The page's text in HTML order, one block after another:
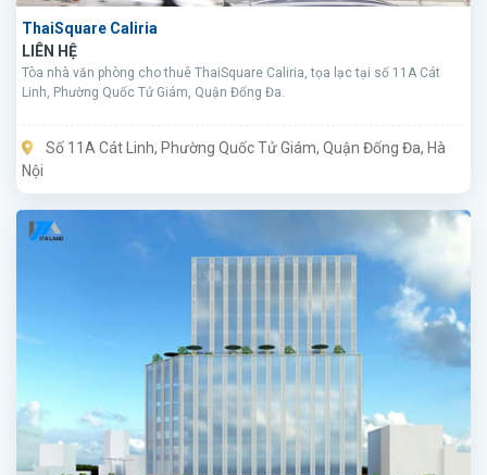
ThaiSquare Caliria
LIÊN HỆ
Tòa nhà văn phòng cho thuê ThaiSquare Caliria, tọa lạc tại số 11A Cát
Linh, Phường Quốc Tử Giám, Quận Đống Đa.
Số 11A Cát Linh, Phường Quốc Tử Giám, Quận Đống Đa, Hà
Nội